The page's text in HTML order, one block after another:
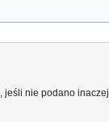
, jeśli nie podano inaczej.